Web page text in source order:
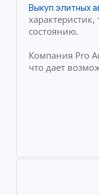
Выкуп элитных
состоянию.
Компания Pro
что дает